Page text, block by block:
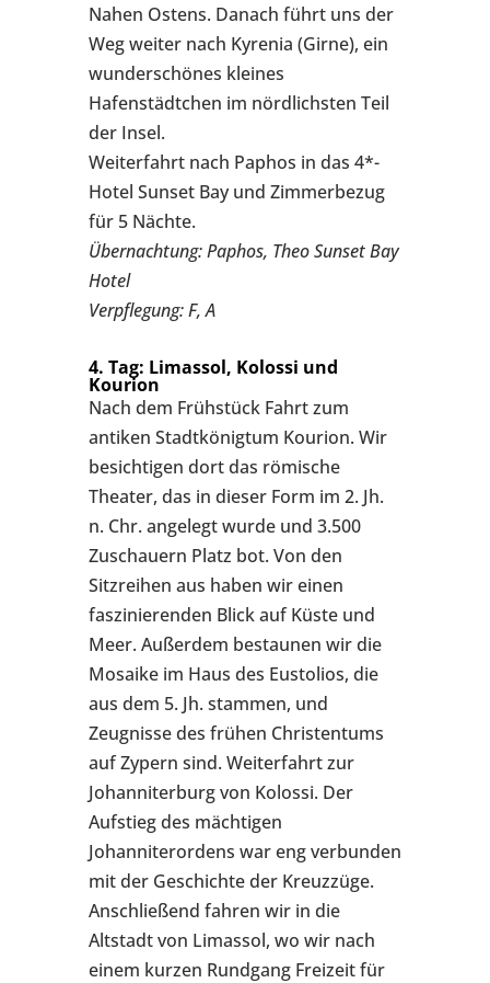
Nahen Ostens. Danach führt uns der
Weg weiter nach Kyrenia (Girne), ein
wunderschönes kleines
Hafenstädtchen im nördlichsten Teil
der Insel.
Weiterfahrt nach Paphos in das 4*-
Hotel Sunset Bay und Zimmerbezug
für 5 Nächte.
Übernachtung: Paphos, Theo Sunset Bay
Hotel
Verpflegung: F, A
4. Tag: Limassol, Kolossi und
Kourion
Nach dem Frühstück Fahrt zum
antiken Stadtkönigtum Kourion. Wir
besichtigen dort das römische
Theater, das in dieser Form im 2. Jh.
n. Chr. angelegt wurde und 3.500
Zuschauern Platz bot. Von den
Sitzreihen aus haben wir einen
faszinierenden Blick auf Küste und
Meer. Außerdem bestaunen wir die
Mosaike im Haus des Eustolios, die
aus dem 5. Jh. stammen, und
Zeugnisse des frühen Christentums
auf Zypern sind. Weiterfahrt zur
Johanniterburg von Kolossi. Der
Aufstieg des mächtigen
Johanniterordens war eng verbunden
mit der Geschichte der Kreuzzüge.
Anschließend fahren wir in die
Altstadt von Limassol, wo wir nach
einem kurzen Rundgang Freizeit für